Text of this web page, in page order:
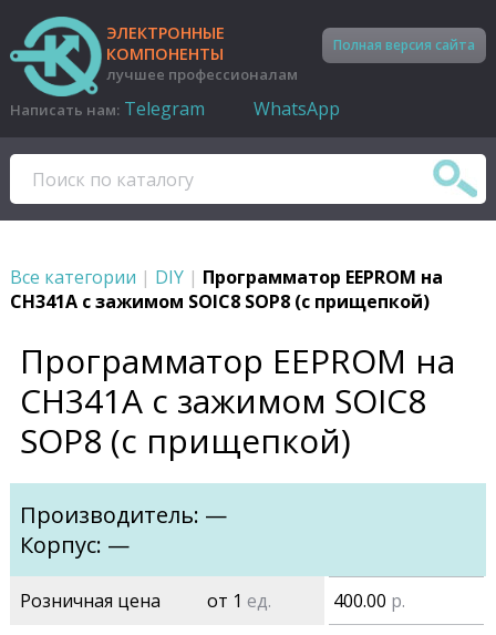
ЭЛЕКТРОННЫЕ
КОМПОНЕНТЫ
лучшее профессионалам
Полная версия сайта
Написать нам: Telegram WhatsApp
Все категории | DIY | Программатор EEPROM на
CH341A c зажимом SOIC8 SOP8 (с прищепкой)
Программатор EEPROM на
CH341A c зажимом SOIC8
SOP8 (с прищепкой)
Производитель: —
Корпус: —
Розничная цена от 1 ед. 400.00 р.